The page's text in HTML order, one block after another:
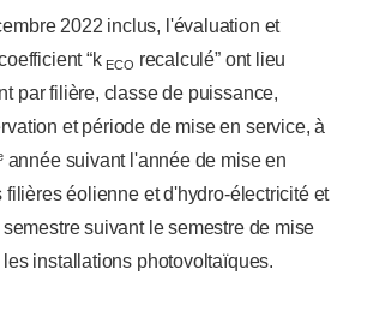
2022 inclus, l'évaluation et
“k ECO recalculé” ont lieu
par filière, classe de puissance,
et période de mise en service, à
année suivant l'année de mise en
filières éolienne et d'hydro-électricité et
suivant le semestre de mise
installations photovoltaïques.